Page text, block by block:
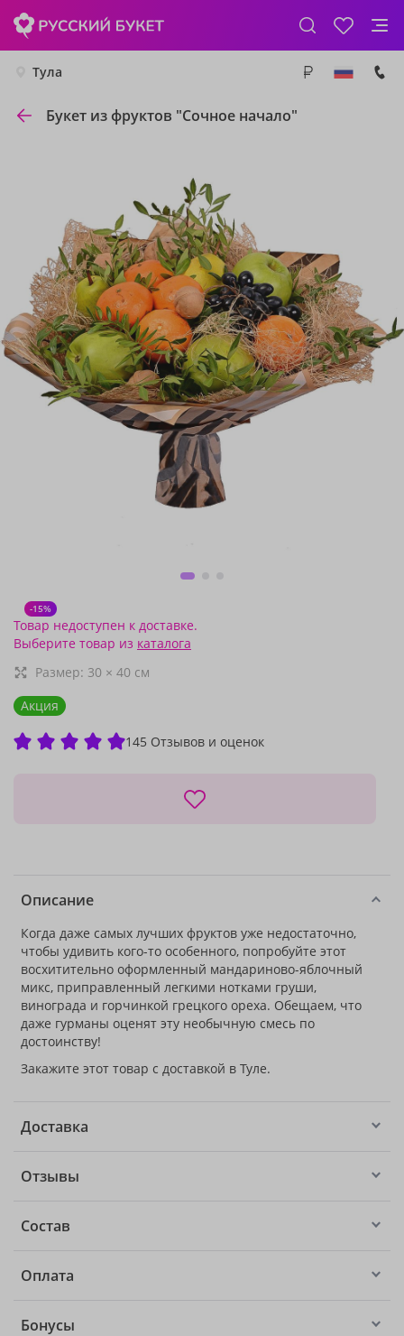
Тула
Букет из фруктов "Сочное начало"
-15%
Товар недоступен к доставке.
Выберите товар из каталога
Размер: 30 × 40 см
Акция
145 Отзывов и оценок
Описание
Когда даже самых лучших фруктов уже недостаточно,
чтобы удивить кого-то особенного, попробуйте этот
восхитительно оформленный мандариново-яблочный
микс, приправленный легкими нотками груши,
винограда и горчинкой грецкого ореха. Обещаем, что
даже гурманы оценят эту необычную смесь по
достоинству!
Закажите этот товар с доставкой в Туле.
Доставка
Отзывы
Состав
Оплата
Бонусы